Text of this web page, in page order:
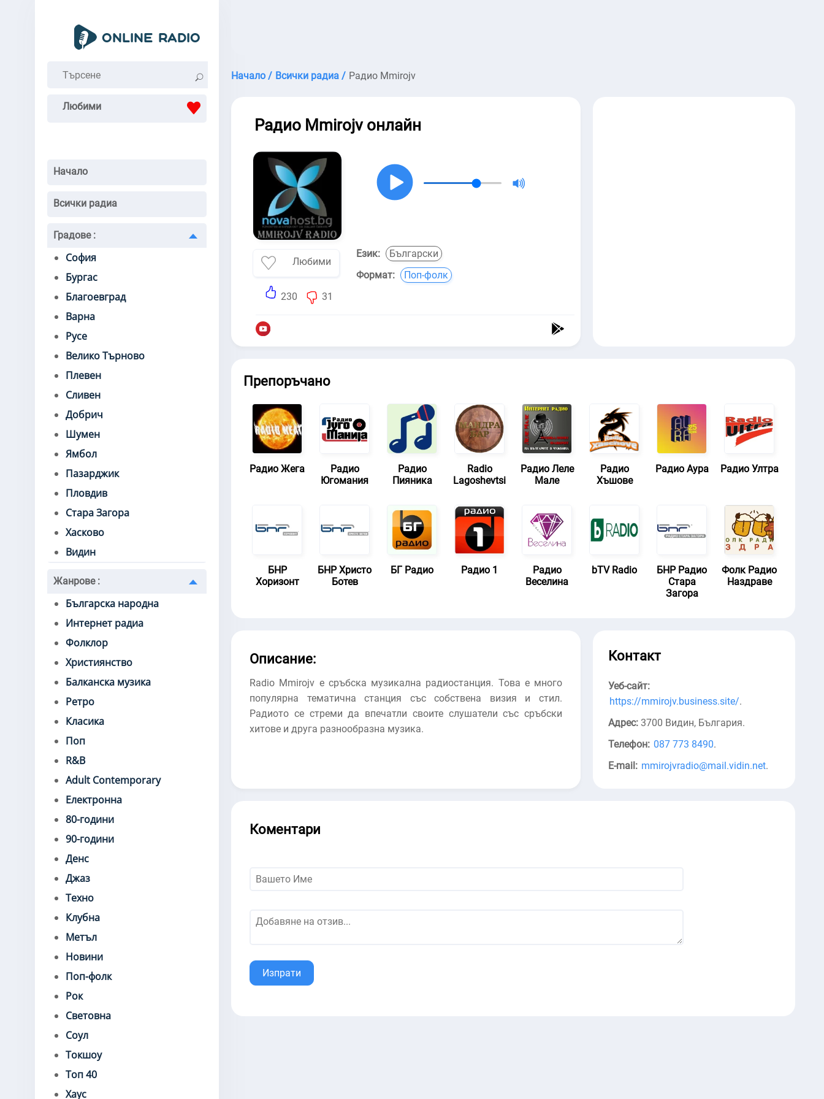
Любими
Начало
Всички радиа
Градове :
София
Бургас
Благоевград
Варна
Русе
Велико Търново
Плевен
Сливен
Добрич
Шумен
Ямбол
Пазарджик
Пловдив
Стара Загора
Хасково
Видин
Жанрове :
Българска народна
Интернет радиа
Фолклор
Християнство
Балканска музика
Ретро
Класика
Поп
R&B
Adult Contemporary
Електронна
80-години
90-години
Денс
Джаз
Техно
Клубна
Метъл
Новини
Поп-фолк
Рок
Световна
Соул
Токшоу
Топ 40
Хаус
Начало / Всички радиа / Радио Mmirojv
Радио Mmirojv онлайн
Любими
230 31
Език:
Български
Формат:
Поп-фолк
Препоръчано
Радио Жега
Радио
Югомания
Радио
Пияника
Radio
Lagoshevtsi
Радио Леле
Мале
Радио
Хъшове
Радио Аура Радио Ултра
БНР
Хоризонт
БНР Христо
Ботев
БГ Радио Радио 1
Радио
Веселина
bTV Radio
БНР Радио
Стара
Загора
Фолк Радио
Наздраве
Описание:
Radio Mmirojv е сръбска музикална радиостанция. Това е много
популярна тематична станция със собствена визия и стил.
Радиото се стреми да впечатли своите слушатели със сръбски
хитове и друга разнообразна музика.
Контакт
Уеб-сайт:
https://mmirojv.business.site/.
Адрес: 3700 Видин, България.
Телефон: 087 773 8490.
E-mail: mmirojvradio@mail.vidin.net.
Коментари
Изпрати